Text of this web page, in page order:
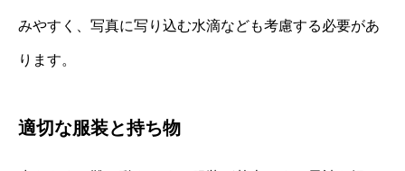
みやすく、写真に写り込む水滴なども考慮する必要があ
ります。
適切な服装と持ち物